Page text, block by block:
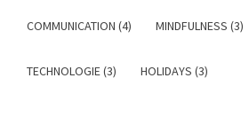
COMMUNICATION (4) MINDFULNESS (3)
TECHNOLOGIE (3) HOLIDAYS (3)